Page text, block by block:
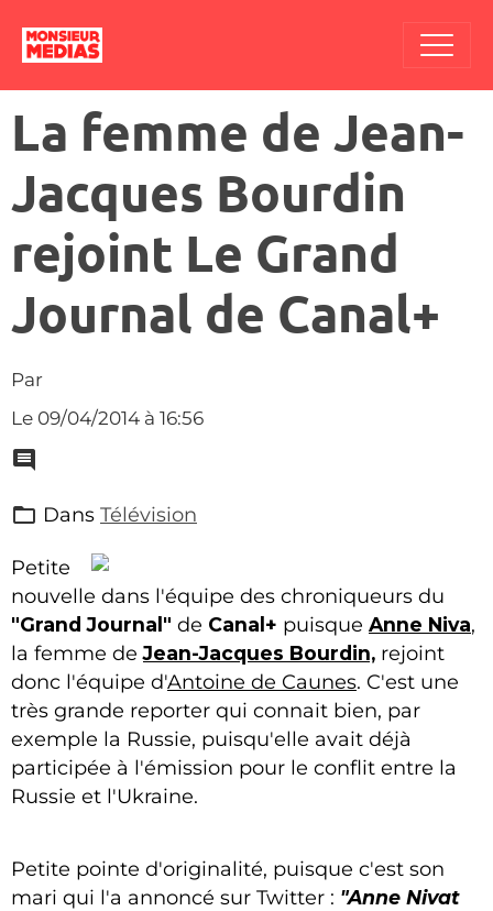
La femme de Jean-
Jacques Bourdin
rejoint Le Grand
Journal de Canal+
Par
Le 09/04/2014 à 16:56
Dans Télévision
Petite
nouvelle dans l'équipe des chroniqueurs du
"Grand Journal" de Canal+ puisque Anne Niva,
la femme deJean-Jacques Bourdin, rejoint
donc l'équipe d'Antoine de Caunes. C'est une
très grande reporter qui connait bien, par
exemple la Russie, puisqu'elle avait déjà
participée à l'émission pour le conflit entre la
Russie et l'Ukraine.
Petite pointe d'originalité, puisque c'est son
mari qui l'a annoncé sur Twitter : "Anne Nivat